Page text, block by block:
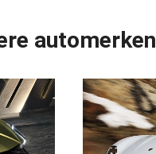
automerken